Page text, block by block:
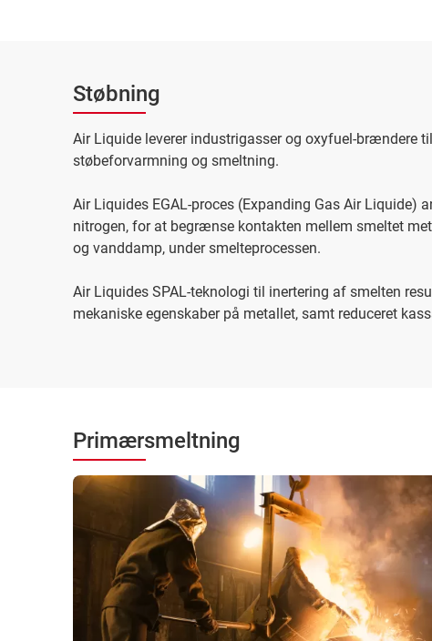
Støbning
Air Liquide leverer industrigasser og oxyfuel-brændere
støbeforvarmning og smeltning.
Air Liquides EGAL-proces (Expanding Gas Air Liquide)
nitrogen, for at begrænse kontakten mellem smeltet
og vanddamp, under smelteprocessen.
Air Liquides SPAL-teknologi til inertering af smelten
mekaniske egenskaber på metallet, samt reduceret
Primærsmeltning